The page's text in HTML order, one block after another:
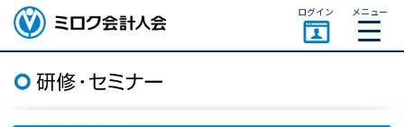
ミロク会計人会 MIROKU
ACCOUNTING PERSON
ASSOCIATION
ログイン メニュー